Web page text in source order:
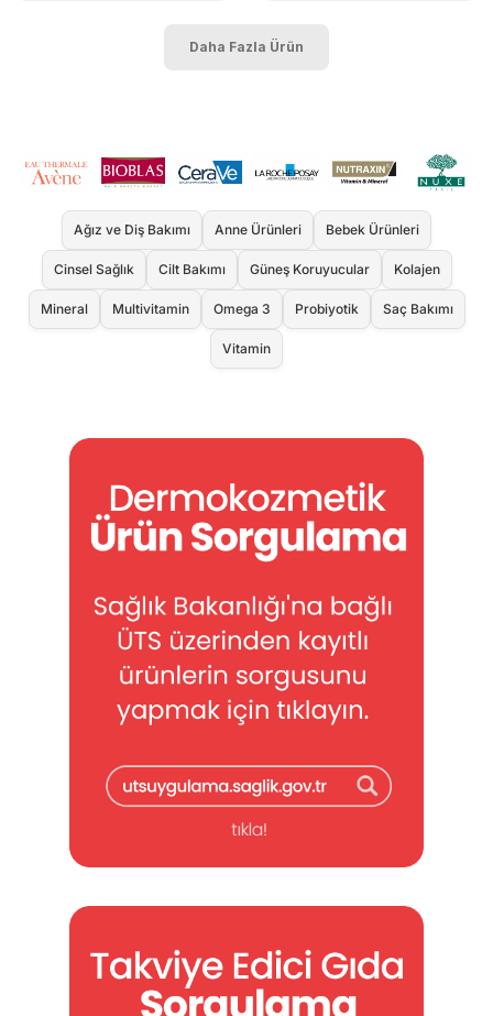
Daha Fazla Ürün
Ağız ve Diş Bakımı Anne Ürünleri Bebek Ürünleri
Cinsel Sağlık Cilt Bakımı Güneş Koruyucular Kolajen
Mineral Multivitamin Omega 3 Probiyotik Saç Bakımı
Vitamin